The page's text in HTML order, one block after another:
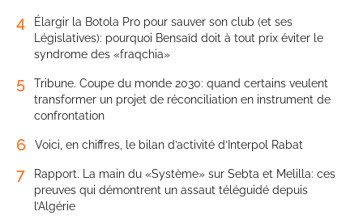
4
Élargir la Botola Pro pour sauver son club (et ses
Législatives): pourquoi Bensaïd doit à tout prix éviter le
syndrome des «fraqchia»
5
Tribune. Coupe du monde 2030: quand certains veulent
transformer un projet de réconciliation en instrument de
confrontation
6 Voici, en chiffres, le bilan d’activité d’Interpol Rabat
7
Rapport. La main du «Système» sur Sebta et Melilla: ces
preuves qui démontrent un assaut téléguidé depuis
l’Algérie